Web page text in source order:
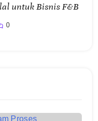
untuk Bisnis F&B
0